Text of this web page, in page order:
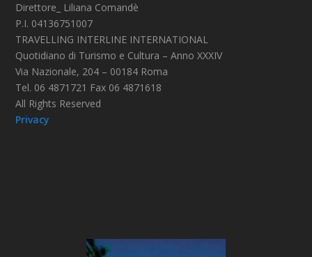
Direttore_ Liliana Comandè
P.I. 04136751007
TRAVELLING INTERLINE INTERNATIONAL
Quotidiano di Turismo e Cultura – Anno XXXIV
Via Nazionale, 204 – 00184 Roma
Tel. 06 4871721 Fax 06 4871618
All Rights Reserved
Privacy